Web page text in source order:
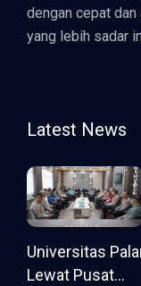
dengan cepat
yang lebih sadar
Latest News
Universitas
Lewat Pusat...